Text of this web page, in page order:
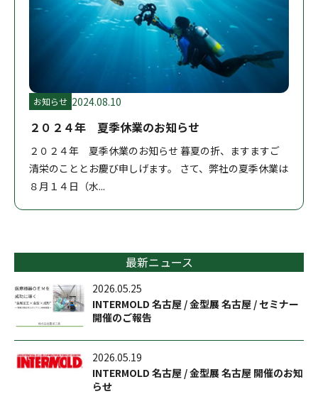
お知らせ 2024.08.10
２０２４年 夏季休業のお知らせ
２０２４年 夏季休業のお知らせ 暮夏の折、ますますご
清栄のこととお慶び申しげます。 さて、弊社の夏季休業は
８月１４日（水...
最新ニュース
2026.05.25
INTERMOLD 名古屋 / 金型展 名古屋 / セミナー
開催のご報告
2026.05.19
INTERMOLD 名古屋 / 金型展 名古屋 開催のお知
らせ